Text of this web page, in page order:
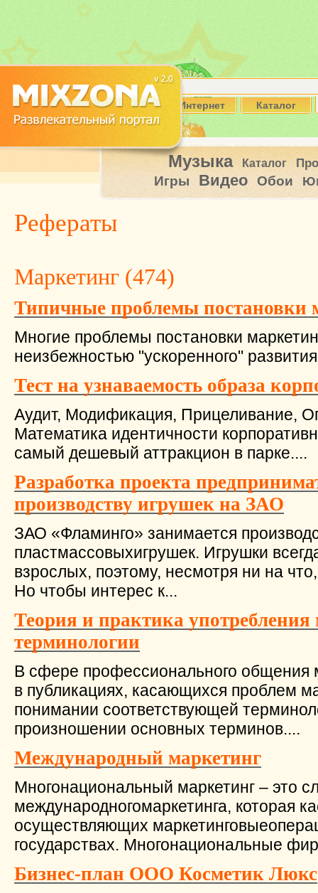
Интернет Каталог
Музыка Каталог
Игры Видео Обои
Рефераты
Маркетинг (474)
Типичные проблемы постановки
Многие проблемы постановки
неизбежностью "ускоренного"
Тест на узнаваемость образа
Аудит, Модификация, Прицеливание,
Математика идентичности
самый дешевый аттракцион в парке....
Разработка проекта
производству игрушек на ЗАО
ЗАО «Фламинго» занимается
пластмассовыхигрушек. Игрушки
взрослых, поэтому, несмотря ни на
Но чтобы интерес к...
Теория и практика употребления
терминологии
В сфере профессионального общения
в публикациях, касающихся проблем
понимании соответствующей
произношении основных терминов....
Международный маркетинг
Многонациональный маркетинг – это
международногомаркетинга, которая
осуществляющих
государствах. Многонациональные
Бизнес-план ООО Косметик Люкс